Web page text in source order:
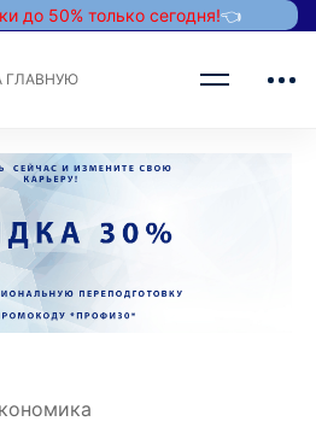
до 50% только сегодня!👈
ГЛАВНУЮ